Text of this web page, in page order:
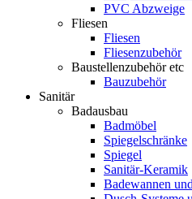
PVC Abzweige
Fliesen
Fliesen
Fliesenzubehör
Baustellenzubehör etc
Bauzubehör
Sanitär
Badausbau
Badmöbel
Spiegelschränke
Spiegel
Sanitär-Keramik
Badewannen